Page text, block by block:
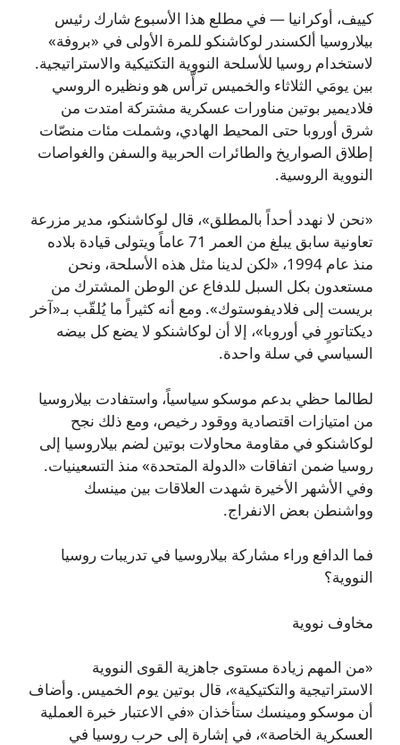
كييف، أوكرانيا — في مطلع هذا الأسبوع شارك رئيس
بيلاروسيا ألكسندر لوكاشنكو للمرة الأولى في «بروفة»
لاستخدام روسيا للأسلحة النووية التكتيكية والاستراتيجية.
بين يومَي الثلاثاء والخميس ترأّس هو ونظيره الروسي
فلاديمير بوتين مناورات عسكرية مشتركة امتدت من
شرق أوروبا حتى المحيط الهادي، وشملت مئات منصّات
إطلاق الصواريخ والطائرات الحربية والسفن والغواصات
النووية الروسية.
«نحن لا نهدد أحداً بالمطلق»، قال لوكاشنكو، مدير مزرعة
تعاونية سابق يبلغ من العمر 71 عاماً ويتولى قيادة بلاده
منذ عام 1994، «لكن لدينا مثل هذه الأسلحة، ونحن
مستعدون بكل السبل للدفاع عن الوطن المشترك من
بريست إلى فلاديفوستوك». ومع أنه كثيراً ما يُلقّب بـ«آخر
ديكتاتورٍ في أوروبا»، إلا أن لوكاشنكو لا يضع كل بيضه
السياسي في سلة واحدة.
لطالما حظي بدعم موسكو سياسياً، واستفادت بيلاروسيا
من امتيازات اقتصادية ووقود رخيص، ومع ذلك نجح
لوكاشنكو في مقاومة محاولات بوتين لضم بيلاروسيا إلى
روسيا ضمن اتفاقات «الدولة المتحدة» منذ التسعينيات.
وفي الأشهر الأخيرة شهدت العلاقات بين مينسك
وواشنطن بعض الانفراج.
فما الدافع وراء مشاركة بيلاروسيا في تدريبات روسيا
النووية؟
مخاوف نووية
«من المهم زيادة مستوى جاهزية القوى النووية
الاستراتيجية والتكتيكية»، قال بوتين يوم الخميس. وأضاف
أن موسكو ومينسك ستأخذان «في الاعتبار خبرة العملية
العسكرية الخاصة»، في إشارة إلى حرب روسيا في